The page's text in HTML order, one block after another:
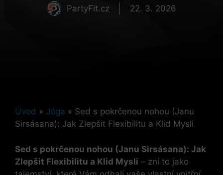
PartyFit.cz 22. 3. 2026
Úvod » Jóga » Sed s pokrčenou nohou (Janu
Sirsásana): Jak Zlepšit Flexibilitu a Klid Mysli
Sed s pokrčenou nohou (Janu Sirsásana): Jak
Zlepšit Flexibilitu a Klid Mysli – zní to jako